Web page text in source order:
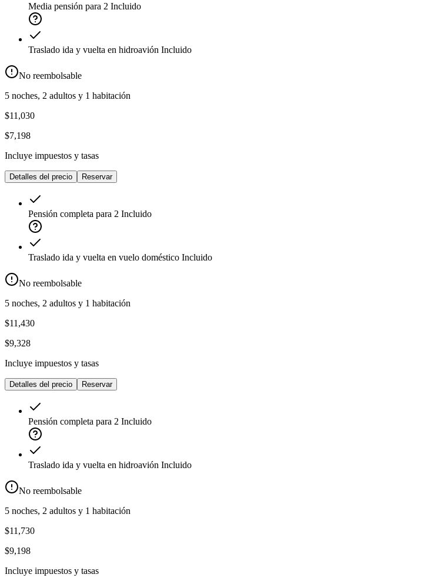
Media pensión para 2 Incluido
Traslado ida y vuelta en hidroavión Incluido
No reembolsable
5 noches, 2 adultos y 1 habitación
$11,030
$7,198
Incluye impuestos y tasas
Detalles del precio Reservar
Pensión completa para 2 Incluido
Traslado ida y vuelta en vuelo doméstico Incluido
No reembolsable
5 noches, 2 adultos y 1 habitación
$11,430
$9,328
Incluye impuestos y tasas
Detalles del precio Reservar
Pensión completa para 2 Incluido
Traslado ida y vuelta en hidroavión Incluido
No reembolsable
5 noches, 2 adultos y 1 habitación
$11,730
$9,198
Incluye impuestos y tasas